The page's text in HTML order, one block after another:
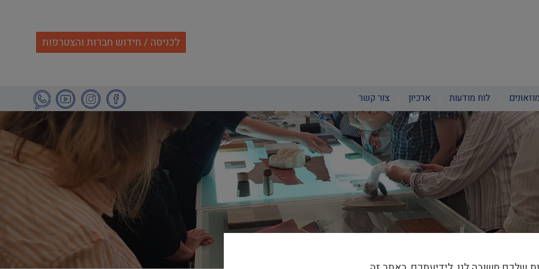
לכניסה / חידוש חברות והצטרפות
לוח מודעות ארכיון צור קשר